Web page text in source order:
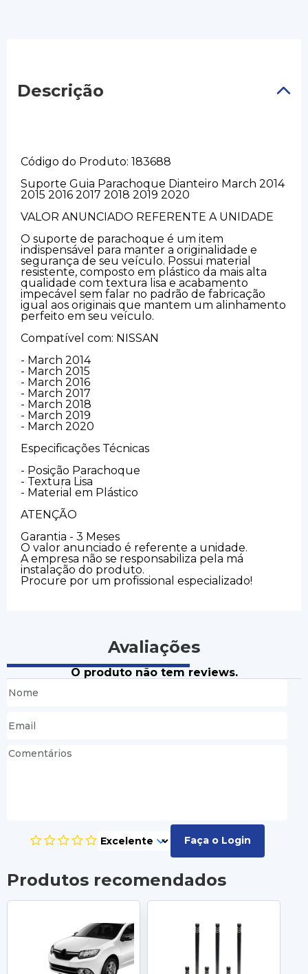
Descrição
Código do Produto: 183688
Suporte Guia Parachoque Dianteiro March 2014
2015 2016 2017 2018 2019 2020
VALOR ANUNCIADO REFERENTE A UNIDADE
O suporte de parachoque é um item
indispensável para manter a originalidade e
segurança de seu veículo. Possui material
resistente, composto em plástico da mais alta
qualidade com textura lisa e acabamento
impecável sem falar no padrão de fabricação
igual aos originais que mantem um alinhamento
perfeito em seu veículo.
Compatível com: NISSAN
- March 2014
- March 2015
- March 2016
- March 2017
- March 2018
- March 2019
- March 2020
Especificações Técnicas
- Posição Parachoque
- Textura Lisa
- Material em Plástico
ATENÇÃO
Garantia - 3 Meses
O valor anunciado é referente a unidade.
A empresa não se responsabiliza pela má
instalação do produto.
Procure por um profissional especializado!
Avaliações
O produto não tem reviews.
Faça o Login
Produtos recomendados